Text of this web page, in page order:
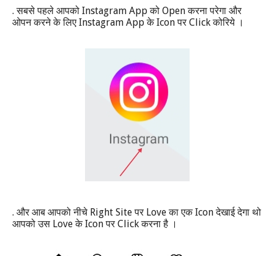
.सबसे पहले आपको Instagram Appको Openकरना परेगा और
ओपन करने के लिए Instagram AppकेIconपर Clickकोरिये ।
. और आब आपको नीचे Right Siteपर Loveका एकIconदेखाई देगा थो
आपको उस LoveकेIconपर Clickकरना है ।